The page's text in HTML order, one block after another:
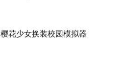
樱花少女换装校园模拟器